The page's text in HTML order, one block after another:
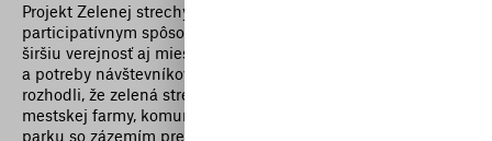
Projekt Zelenej strechy preto od začiatku pripravujeme
participatívnym spôsobom. V dvoch kolách dotazníkov pre
širšiu verejnosť aj miestnu komunitu sme zozbierali podnety
a potreby návštevníkov budovy a na ich základe sme sa
rozhodli, že zelená strecha bude dizajnovaná do podoby
mestskej farmy, komunitnej záhrady, ale aj malého strešného
parku so zázemím pre komorné podujatia. Takto sa snažíme